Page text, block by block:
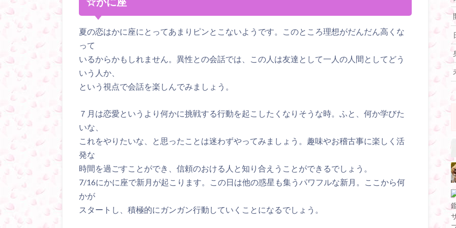
夏の恋はかに座にとってあまりピンとこないようです。このところ理想がだんだん高くな
って
いるからかもしれません。異性との会話では、この人は友達として一人の人間としてどう
いう人か、
という視点で会話を楽しんでみましょう。
７月は恋愛というより何かに挑戦する行動を起こしたくなりそうな時。ふと、何か学びた
いな、
これをやりたいな、と思ったことは迷わずやってみましょう。趣味やお稽古事に楽しく活
発な
時間を過ごすことができ、信頼のおける人と知り合えうことができるでしょう。
7/16にかに座で新月が起こります。この日は他の惑星も集うパワフルな新月。ここから何
かが
スタートし、積極的にガンガン行動していくことになるでしょう。